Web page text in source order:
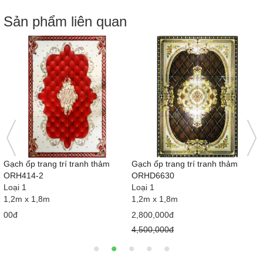
Sản phẩm liên quan
Gạch ốp trang trí tranh thảm
ORHD6679
Loại 1
1,2m x 1,8m
2,800,000đ
Gạch ốp trang trí tranh thảm
ORHT6605-3
Loại 1
1,2m x 1,8m
2,800,000đ
4,500,000đ